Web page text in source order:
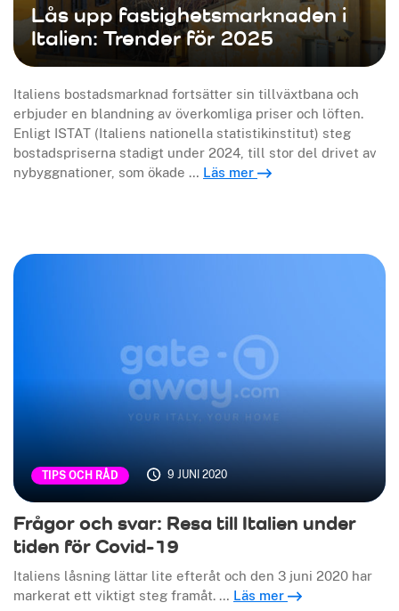
Lås upp fastighetsmarknaden i
Italien: Trender för 2025
Italiens bostadsmarknad fortsätter sin tillväxtbana och
erbjuder en blandning av överkomliga priser och löften.
Enligt ISTAT (Italiens nationella statistikinstitut) steg
bostadspriserna stadigt under 2024, till stor del drivet av
nybyggnationer, som ökade … Läs mer
TIPS OCH RÅD 9 JUNI 2020
Frågor och svar: Resa till Italien under
tiden för Covid-19
Italiens låsning lättar lite efteråt och den 3 juni 2020 har
markerat ett viktigt steg framåt. … Läs mer